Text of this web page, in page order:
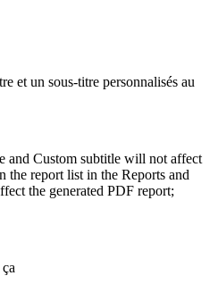
et un sous-titre personnalisés au
and Custom subtitle will not affect
the report list in the Reports and
the generated PDF report;